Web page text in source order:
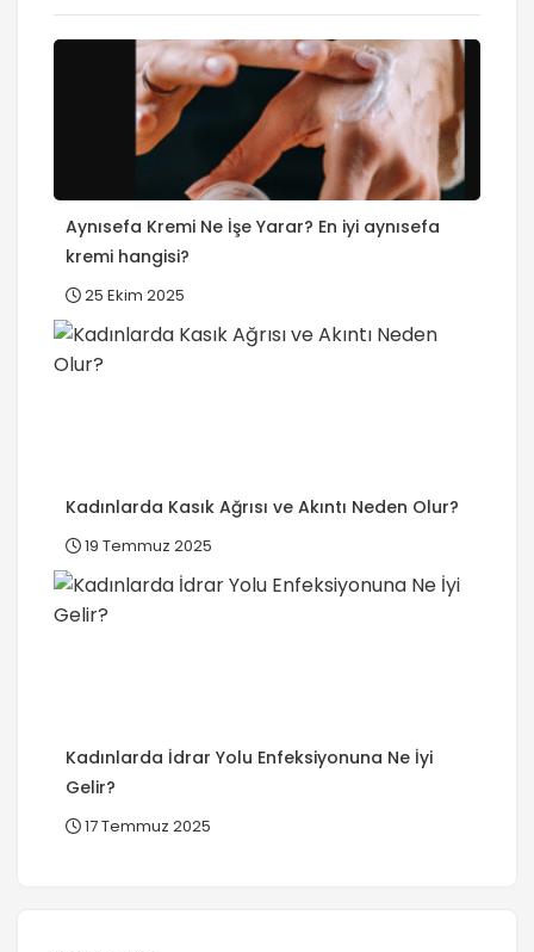
Aynısefa Kremi Ne İşe Yarar? En iyi aynısefa
kremi hangisi?
25 Ekim 2025
Kadınlarda Kasık Ağrısı ve Akıntı Neden Olur?
19 Temmuz 2025
Kadınlarda İdrar Yolu Enfeksiyonuna Ne İyi
Gelir?
17 Temmuz 2025